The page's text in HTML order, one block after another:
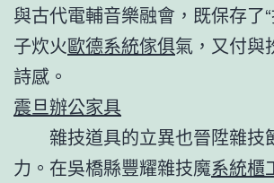
與古代電輔音樂融會，既保存了
子炊火歐德系統傢俱氣，又付與
詩感。
震旦辦公家具
雜技道具的立異也晉陞雜技
力。在吳橋縣豐耀雜技魔系統櫃